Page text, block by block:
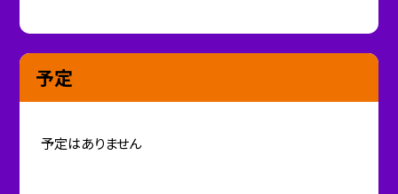
予定
予定はありません